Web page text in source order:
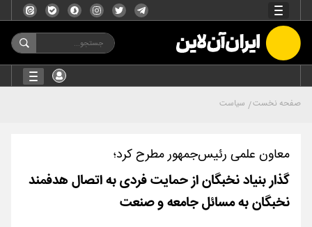
صفحه نخست سیاست
معاون علمی رئیس‌جمهور مطرح کرد؛
گذار بنیاد نخبگان از حمایت فردی به اتصال هدفمند
نخبگان به مسائل جامعه و صنعت